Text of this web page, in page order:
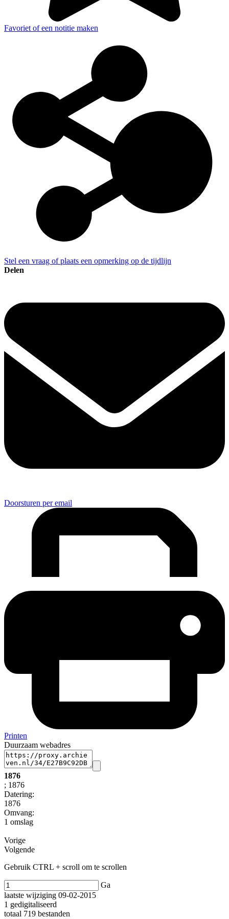
Favoriet of een notitie maken
Stel een vraag of plaats een opmerking op de tijdlijn
Delen
Doorsturen per email
Printen
Duurzaam webadres
1876
; 1876
Datering:
1876
Omvang:
1 omslag
Vorige
Volgende
Gebruik CTRL + scroll om te scrollen
Ga
laatste wijziging 09-02-2015
1 gedigitaliseerd
totaal 719 bestanden